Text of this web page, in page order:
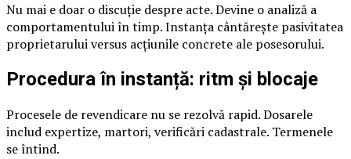
Nu mai e doar o discuție despre acte. Devine o analiză a
comportamentului în timp. Instanța cântărește pasivitatea
proprietarului versus acțiunile concrete ale posesorului.
Procedura în instanță: ritm și blocaje
Procesele de revendicare nu se rezolvă rapid. Dosarele
includ expertize, martori, verificări cadastrale. Termenele
se întind.